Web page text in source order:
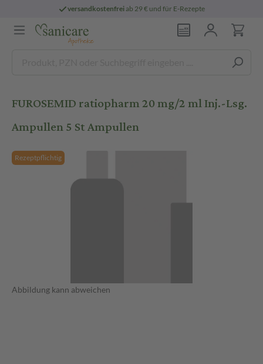
versandkostenfreiab 29 € und für E-Rezepte
FUROSEMID ratiopharm 20 mg/2 ml Inj.-Lsg.
Ampullen 5 St Ampullen
Rezeptpflichtig
Abbildung kann abweichen